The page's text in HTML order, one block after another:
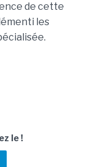
de cette
les
le !